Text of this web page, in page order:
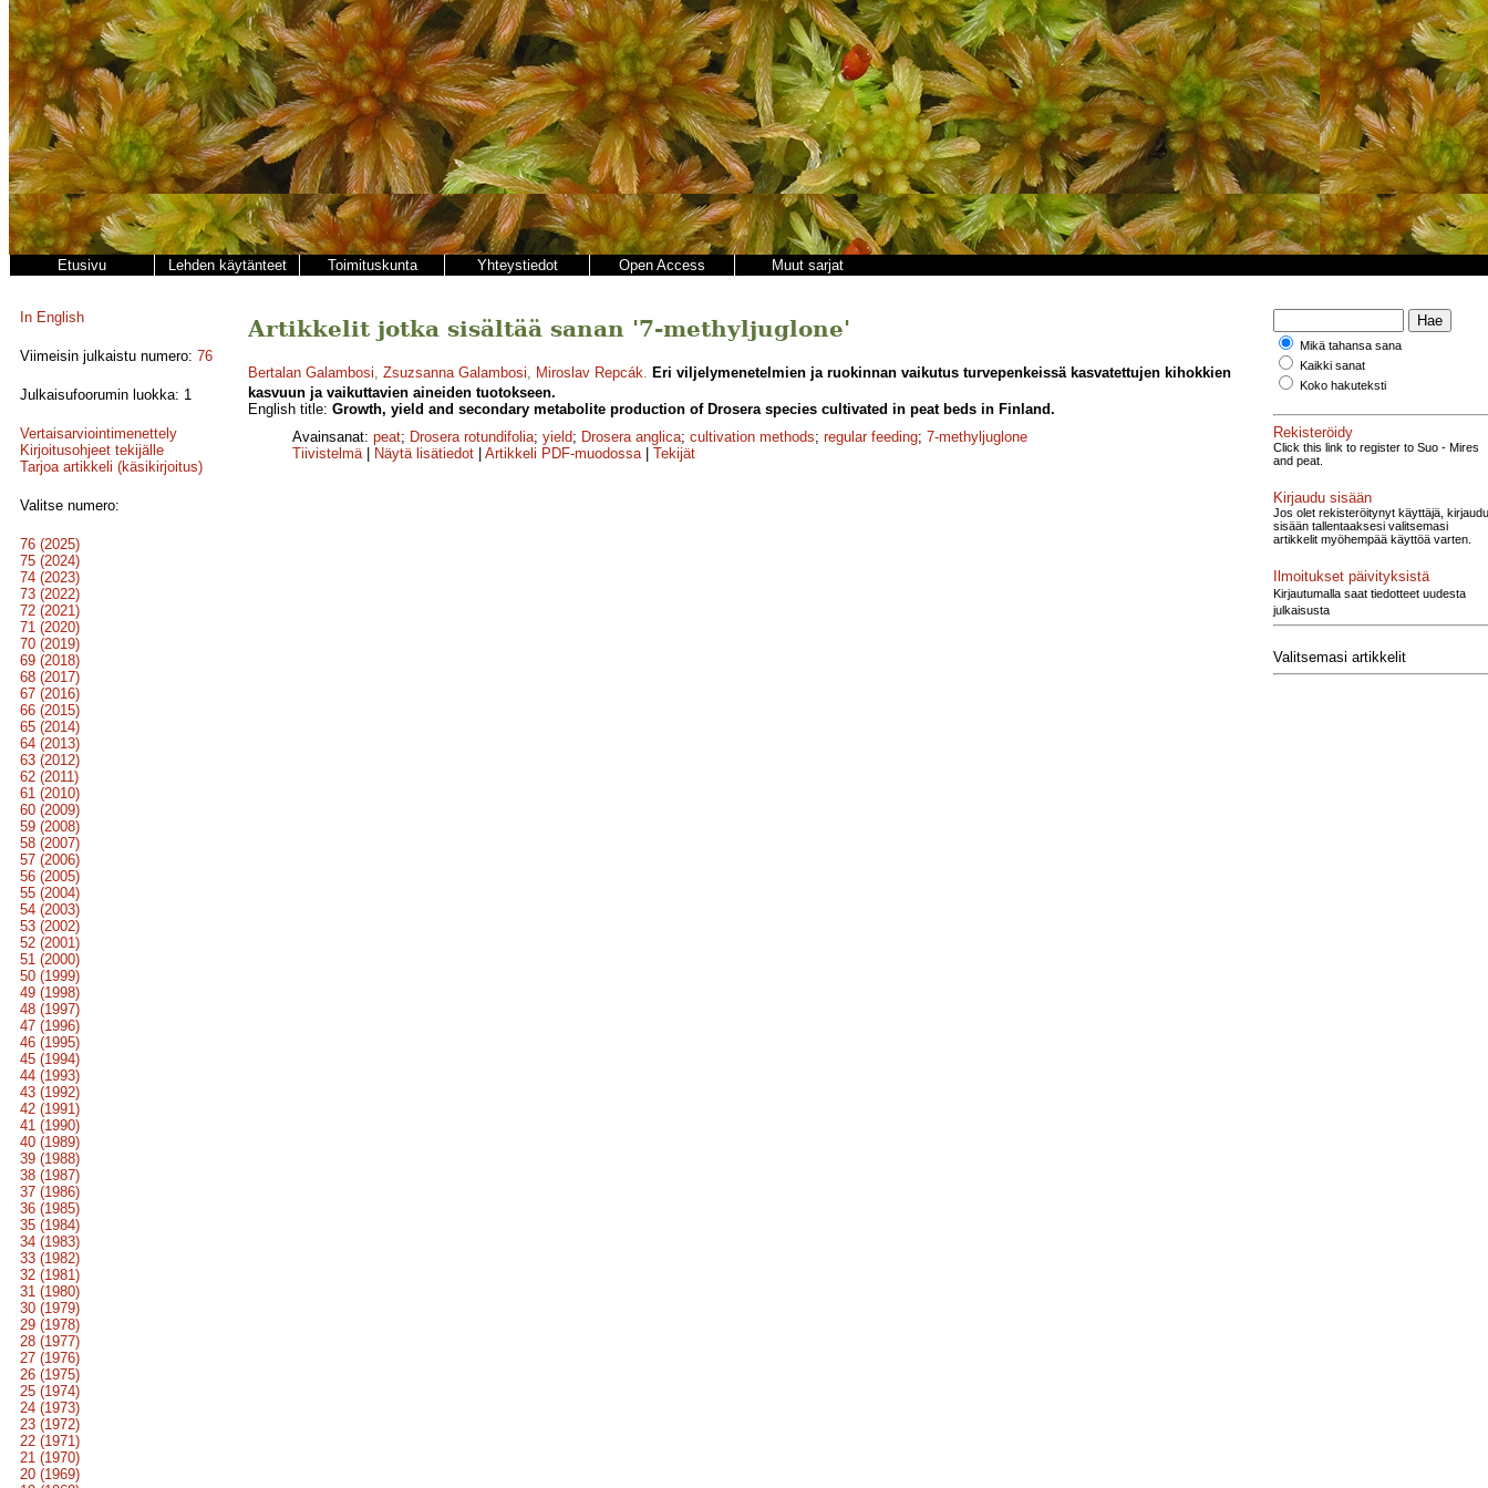
Etusivu Lehden käytänteet Toimituskunta Yhteystiedot Open Access Muut sarjat
In English
Viimeisin julkaistu numero: 76
Julkaisufoorumin luokka: 1
Vertaisarviointimenettely
Kirjoitusohjeet tekijälle
Tarjoa artikkeli (käsikirjoitus)
Valitse numero:
76 (2025)
75 (2024)
74 (2023)
73 (2022)
72 (2021)
71 (2020)
70 (2019)
69 (2018)
68 (2017)
67 (2016)
66 (2015)
65 (2014)
64 (2013)
63 (2012)
62 (2011)
61 (2010)
60 (2009)
59 (2008)
58 (2007)
57 (2006)
56 (2005)
55 (2004)
54 (2003)
53 (2002)
52 (2001)
51 (2000)
50 (1999)
49 (1998)
48 (1997)
47 (1996)
46 (1995)
45 (1994)
44 (1993)
43 (1992)
42 (1991)
41 (1990)
40 (1989)
39 (1988)
38 (1987)
37 (1986)
36 (1985)
35 (1984)
34 (1983)
33 (1982)
32 (1981)
31 (1980)
30 (1979)
29 (1978)
28 (1977)
27 (1976)
26 (1975)
25 (1974)
24 (1973)
23 (1972)
22 (1971)
21 (1970)
20 (1969)
Artikkelit jotka sisältää sanan '7-methyljuglone'
Bertalan Galambosi, Zsuzsanna Galambosi, Miroslav Repcák. Eri viljelymenetelmien ja ruokinnan vaikutus turvepenkeissä kasvatettujen kihokkien
kasvuun ja vaikuttavien aineiden tuotokseen.
English title: Growth, yield and secondary metabolite production of Drosera species cultivated in peat beds in Finland.
Avainsanat: peat; Drosera rotundifolia; yield; Drosera anglica; cultivation methods; regular feeding; 7-methyljuglone
Tiivistelmä| Näytä lisätiedot Artikkeli PDF-muodossa| Tekijät
Mikä tahansa sana
Kaikki sanat
Koko hakuteksti
Rekisteröidy
Click this link to register to Suo - Mires
and peat.
Kirjaudu sisään
Jos olet rekisteröitynyt käyttäjä, kirjaudu
sisään tallentaaksesi valitsemasi
artikkelit myöhempää käyttöä varten.
Ilmoitukset päivityksistä
Kirjautumalla saat tiedotteet uudesta
julkaisusta
Valitsemasi artikkelit